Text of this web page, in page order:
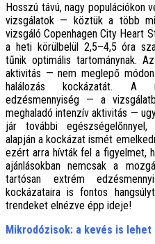
Hosszú távú, nagy populációkon
vizsgálatok — köztük a több
vizsgáló Copenhagen City Heart
a heti körülbelül 2,5–4,5 óra
tűnik optimális tartománynak.
aktivitás — nem meglepő
halálozás kockázatát. A
edzésmennyiség — a
meghaladó intenzív aktivitás —
jár további
alapján a kockázat ismét
ezért arra hívták fel a figyelmet,
ajánlásokban nemcsak a
tartósan extrém
kockázataira is fontos
trendeket elnézve épp ideje!
Mikrodózisok: a kevés is lehet